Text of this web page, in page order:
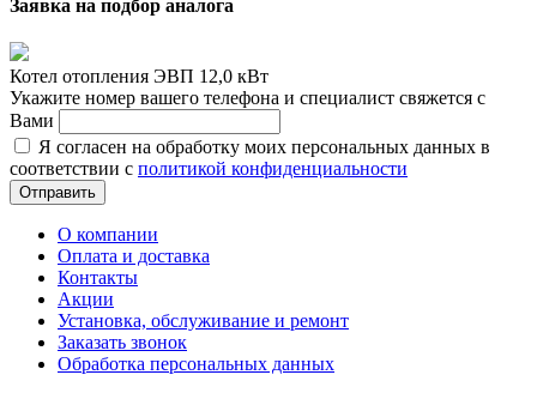
Заявка на подбор аналога
Котел отопления ЭВП 12,0 кВт
Укажите номер вашего телефона и специалист свяжется с
Вами
Я согласен на обработку моих персональных данных в
соответствии с политикой конфиденциальности
Отправить
О компании
Оплата и доставка
Контакты
Акции
Установка, обслуживание и ремонт
Заказать звонок
Обработка персональных данных